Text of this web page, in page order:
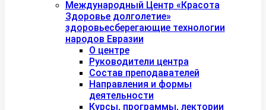
Международный Центр «Красота
Здоровье долголетие»
здоровьесберегающие технологии
народов Евразии
О центре
Руководители центра
Состав преподавателей
Направления и формы
деятельности
Курсы, программы, лектории